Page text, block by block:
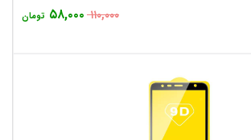
۱۱۰,۰۰۰ ۵۸,۰۰۰ تومان